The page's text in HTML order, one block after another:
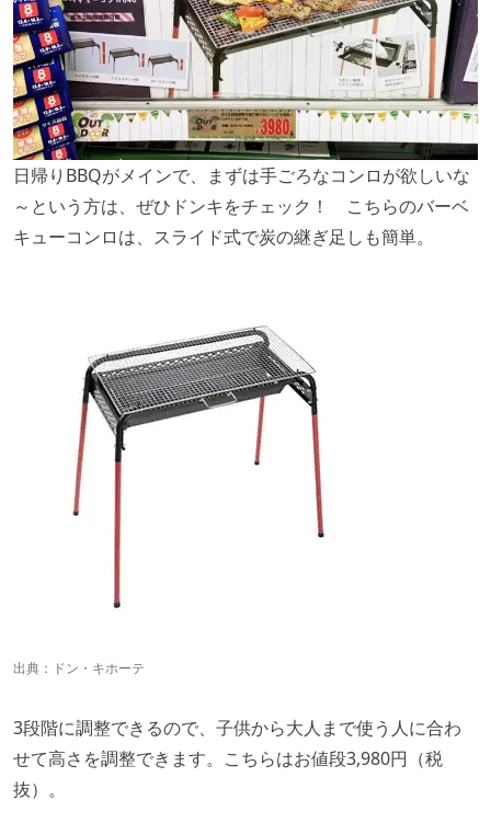
日帰りBBQがメインで、まずは手ごろなコンロが欲しいな
～という方は、ぜひドンキをチェック！ こちらのバーベ
キューコンロは、スライド式で炭の継ぎ足しも簡単。
出典： ドン・キホーテ
3段階に調整できるので、子供から大人まで使う人に合わ
せて高さを調整できます。こちらはお値段3,980円（税
抜）。